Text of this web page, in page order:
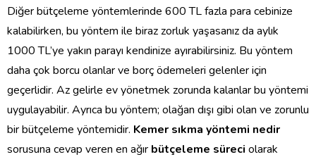
Diğer bütçeleme yöntemlerinde 600 TL fazla para cebinize
kalabilirken, bu yöntem ile biraz zorluk yaşasanız da aylık
1000 TL’ye yakın parayı kendinize ayırabilirsiniz. Bu yöntem
daha çok borcu olanlar ve borç ödemeleri gelenler için
geçerlidir. Az gelirle ev yönetmek zorunda kalanlar bu yöntemi
uygulayabilir. Ayrıca bu yöntem; olağan dışı gibi olan ve zorunlu
bir bütçeleme yöntemidir. Kemer sıkma yöntemi nedir
sorusuna cevap veren en ağır bütçeleme süreci olarak